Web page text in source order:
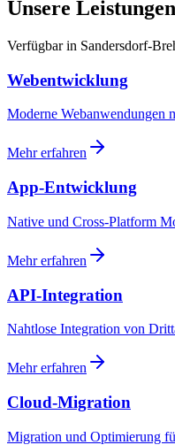
Unsere
Verfügbar in Sandersdorf-
Webentwicklung
Moderne Webanwendungen
Mehr erfahren
App-Entwicklung
Native und Cross-Platform
Mehr erfahren
API-Integration
Nahtlose Integration von
Mehr erfahren
Cloud-Migration
Migration und Optimierung